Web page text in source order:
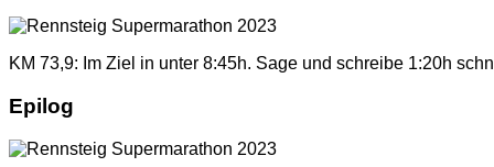
KM 73,9: Im Ziel in unter 8:45h. Sage und schreibe 1:20h
Epilog